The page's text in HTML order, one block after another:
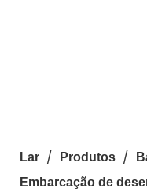
Lar / Produtos /
Embarcação de